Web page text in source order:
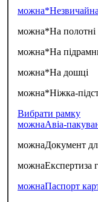
можна*
можна*На полотні
можна*На
можна*На дошці
можна*Ніжка-
Вибрати рамку
можнаАвіа-
можнаДокумент
можнаЕкспертиза
можнаПаспорт